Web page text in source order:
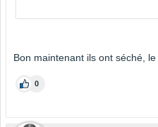
Bon maintenant ils ont séché,
0